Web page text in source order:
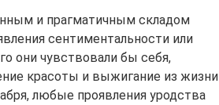
и прагматичным складом
сентиментальности или
они чувствовали бы себя,
красоты и выжигание из жизни
любые проявления уродства